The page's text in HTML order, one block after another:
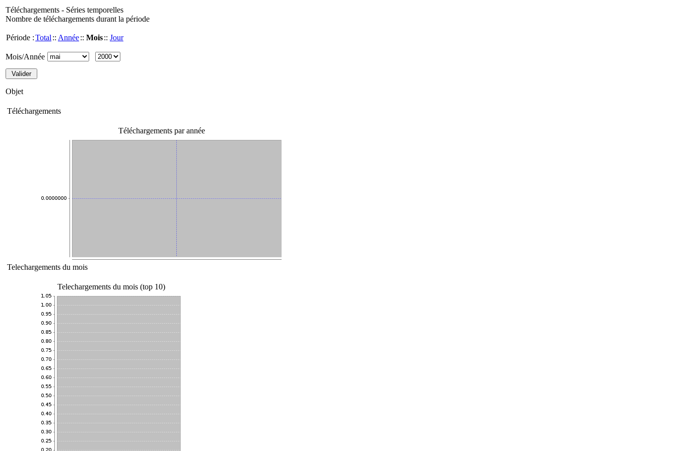
Téléchargements - Séries temporelles
Nombre de téléchargements durant la période
Période :Total :: Année:: Mois:: Jour
Mois/Année
Objet
Téléchargements
Téléchargements par année
Telechargements du mois
Telechargements du mois (top 10)